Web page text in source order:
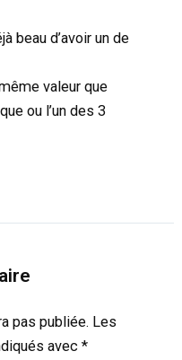
beau d’avoir un de
valeur que
ou l’un des 3
pas publiée. Les
avec *